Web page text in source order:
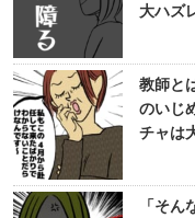
大ハズ
教師と
のいじ
チャは
「そ